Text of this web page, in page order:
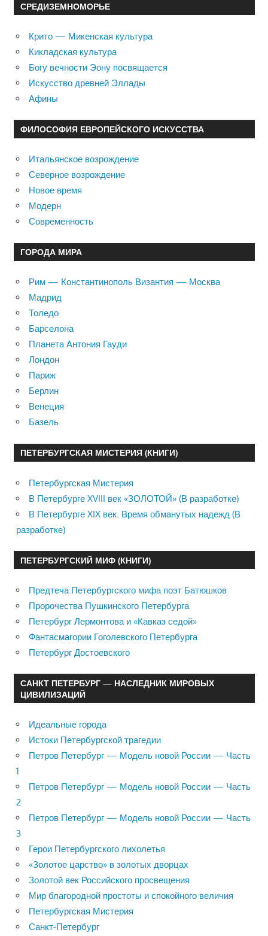
СРЕДИЗЕМНОМОРЬЕ
Крито — Микенская культура
Кикладская культура
Богу вечности Эону посвящается
Искусство древней Эллады
Афины
ФИЛОСОФИЯ ЕВРОПЕЙСКОГО ИСКУССТВА
Итальянское возрождение
Северное возрождение
Новое время
Модерн
Современность
ГОРОДА МИРА
Рим — Константинополь Византия — Москва
Мадрид
Толедо
Барселона
Планета Антония Гауди
Лондон
Париж
Берлин
Венеция
Базель
ПЕТЕРБУРГСКАЯ МИСТЕРИЯ (КНИГИ)
Петербургская Мистерия
В Петербурге XVIII век «ЗОЛОТОЙ» (В разработке)
В Петербурге XIX век. Время обманутых надежд (В
разработке)
ПЕТЕРБУРГСКИЙ МИФ (КНИГИ)
Предтеча Петербургского мифа поэт Батюшков
Пророчества Пушкинского Петербурга
Петербург Лермонтова и «Кавказ седой»
Фантасмагории Гоголевского Петербурга
Петербург Достоевского
САНКТ ПЕТЕРБУРГ — НАСЛЕДНИК МИРОВЫХ
ЦИВИЛИЗАЦИЙ
Идеальные города
Истоки Петербургской трагедии
Петров Петербург — Модель новой России — Часть
1
Петров Петербург — Модель новой России — Часть
2
Петров Петербург — Модель новой России — Часть
3
Герои Петербургского лихолетья
«Золотое царство» в золотых дворцах
Золотой век Российского просвещения
Мир благородной простоты и спокойного величия
Петербургская Мистерия
Санкт-Петербург